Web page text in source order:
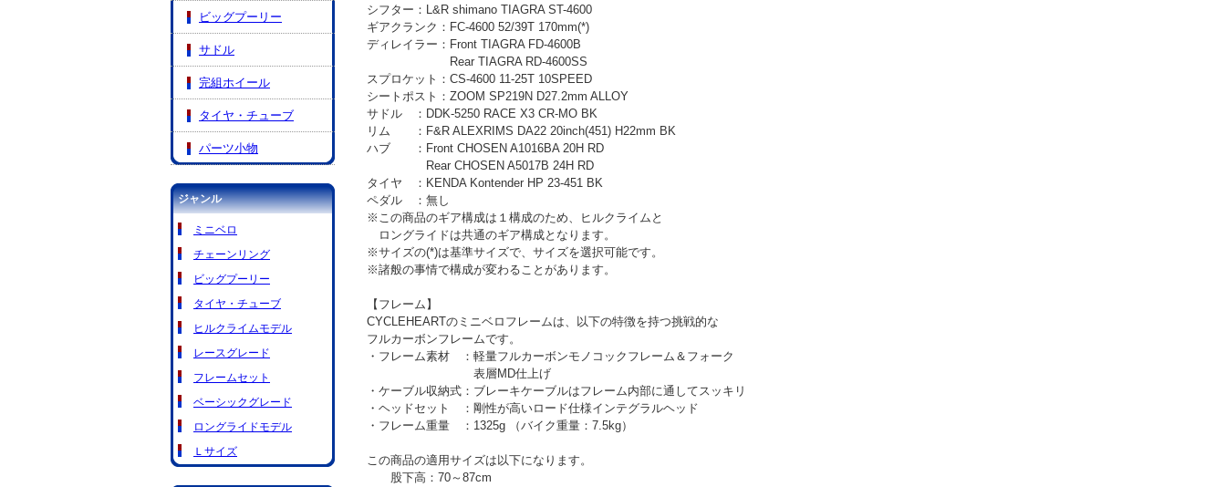
シフター：L&R shimano TIAGRA ST-4600
ギアクランク：FC-4600 52/39T 170mm(*)
ディレイラー：Front TIAGRA FD-4600B
Rear TIAGRA RD-4600SS
スプロケット：CS-4600 11-25T 10SPEED
シートポスト：ZOOM SP219N D27.2mm ALLOY
サドル ：DDK-5250 RACE X3 CR-MO BK
リム ：F&R ALEXRIMS DA22 20inch(451) H22mm BK
ハブ ：Front CHOSEN A1016BA 20H RD
Rear CHOSEN A5017B 24H RD
タイヤ ：KENDA Kontender HP 23-451 BK
ペダル ：無し
※この商品のギア構成は１構成のため、ヒルクライムと
ロングライドは共通のギア構成となります。
※サイズの(*)は基準サイズで、サイズを選択可能です。
※諸般の事情で構成が変わることがあります。
【フレーム】
CYCLEHEARTのミニベロフレームは、以下の特徴を持つ挑戦的な
フルカーボンフレームです。
・フレーム素材 ：軽量フルカーボンモノコックフレーム＆フォーク
表層MD仕上げ
・ケーブル収納式：ブレーキケーブルはフレーム内部に通してスッキリ
・ヘッドセット ：剛性が高いロード仕様インテグラルヘッド
・フレーム重量 ：1325g （バイク重量：7.5kg）
この商品の適用サイズは以下になります。
股下高：70～87cm
ビッグプーリー
サドル
完組ホイール
タイヤ・チューブ
パーツ小物
ジャンル
ミニベロ
チェーンリング
ビッグプーリー
タイヤ・チューブ
ヒルクライムモデル
レースグレード
フレームセット
ベーシックグレード
ロングライドモデル
Ｌサイズ